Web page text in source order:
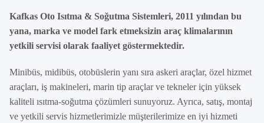
Kafkas Oto Isıtma & Soğutma Sistemleri, 2011 yılından bu
yana, marka ve model fark etmeksizin araç klimalarının
yetkili servisi olarak faaliyet göstermektedir.
Minibüs, midibüs, otobüslerin yanı sıra askeri araçlar, özel hizmet
araçları, iş makineleri, marin tip araçlar ve tekneler için yüksek
kaliteli ısıtma-soğutma çözümleri sunuyoruz. Ayrıca, satış, montaj
ve yetkili servis hizmetlerimizle müşterilerimize en iyi hizmeti